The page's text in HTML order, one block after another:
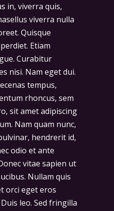
in, viverra quis,
viverra nulla
Quisque
Etiam
Curabitur
nisi. Nam eget dui.
tempus,
rhoncus, sem
sit amet adipiscing
Nam quam nunc,
hendrerit id,
odio et ante
vitae sapien ut
Nullam quis
orci eget eros
leo. Sed fringilla